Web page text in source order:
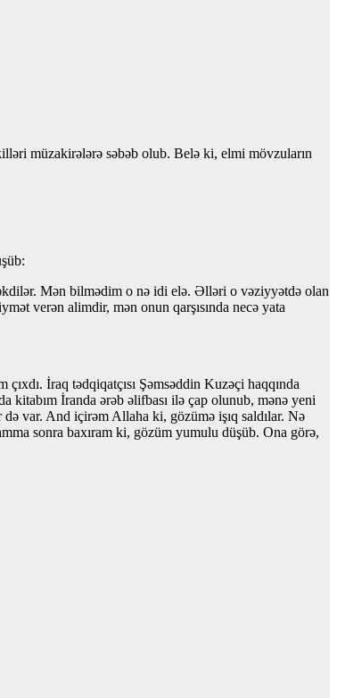
müzakirələrə səbəb olub. Belə ki, elmi mövzuların
Mən bilmədim o nə idi elə. Əlləri o vəziyyətdə olan
verən alimdir, mən onun qarşısında necə yata
İraq tədqiqatçısı Şəmsəddin Kuzəçi haqqında
kitabım İranda ərəb əlifbası ilə çap olunub, mənə yeni
var. And içirəm Allaha ki, gözümə işıq saldılar. Nə
sonra baxıram ki, gözüm yumulu düşüb. Ona görə,